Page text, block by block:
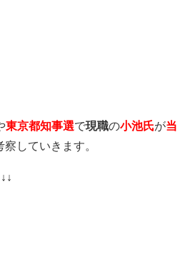
東京都知事選で現職の小池氏が当
していきます。